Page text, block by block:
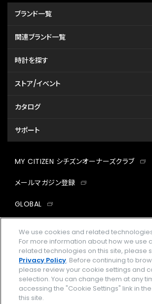
ブランド一覧
関連ブランド一覧
時計を探す
ストア/イベント
カタログ
サポート
MY CITIZEN シチズンオーナーズクラブ
メールマガジン登録
GLOBAL
facebook
企業情報 ご利用規約
プライバシーポリシー Cookies
We use cookies and related
For more information about how we use
related technologies on this site, please
Privacy Policy. Before continuing to
please review your cookie settings and
selection. You can change them at any
accessing the "Cookie Settings" link in
this site.